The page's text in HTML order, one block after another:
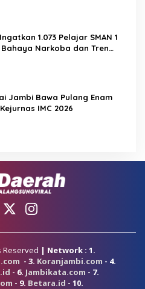
1.073 Pelajar SMAN 1
Narkoba dan Tren
Jambi Bawa Pulang Enam
IMC 2026
Reserved | Network : 1.
- 3. Koranjambi.com - 4.
- 6. Jambikata.com - 7.
- 9. Betara.id - 10.